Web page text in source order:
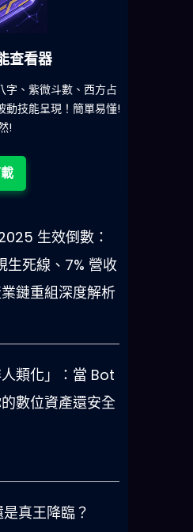
查看器
、紫微斗數、西方占
動技能呈現！簡單易懂!
!
生效倒數：
生死線、7% 營收
鏈重組深度解析
類化」：當 Bot
數位資產還安全
真王降臨？